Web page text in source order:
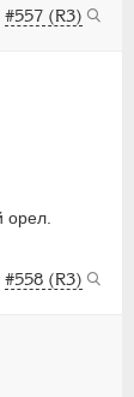
#557 (R3)
#558 (R3)